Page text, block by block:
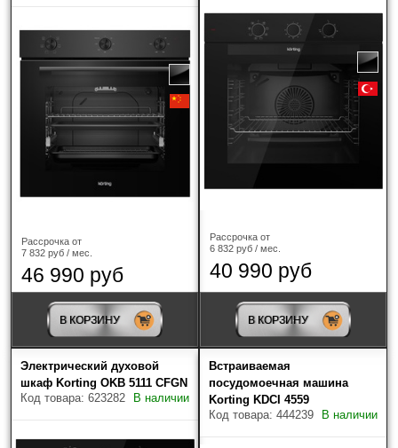
Рассрочка от
7 832 руб / мес.
46 990 руб
В КОРЗИНУ
Рассрочка от
6 832 руб / мес.
40 990 руб
В КОРЗИНУ
Электрический духовой
шкаф Korting OKB 5111 CFGN
Код товара: 623282
В наличии
Встраиваемая
посудомоечная машина
Korting KDCI 4559
Код товара: 444239
В наличии